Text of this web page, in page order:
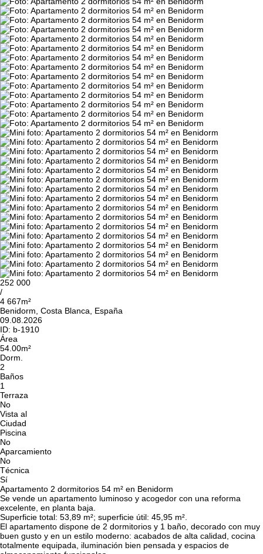
252 000
/
4 667m²
Benidorm, Costa Blanca, España
09.08.2026
ID: b-1910
Área
54.00m²
Dorm.
2
Baños
1
Terraza
No
Vista al
Ciudad
Piscina
No
Aparcamiento
No
Técnica
Sí
Apartamento 2 dormitorios 54 m² en Benidorm
Se vende un apartamento luminoso y acogedor con una reforma
excelente, en planta baja.
Superficie total: 53,89 m²; superficie útil: 45,95 m².
El apartamento dispone de 2 dormitorios y 1 baño, decorado con muy
buen gusto y en un estilo moderno: acabados de alta calidad, cocina
totalmente equipada, iluminación bien pensada y espacios de